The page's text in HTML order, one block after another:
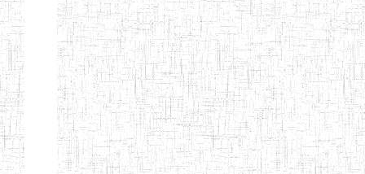
Etablissements
d'enseignement
normal
ENI